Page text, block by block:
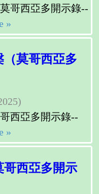
哥西亞多開示錄--
»
莫哥西亞多
西亞多開示錄--
»
哥西亞多開示